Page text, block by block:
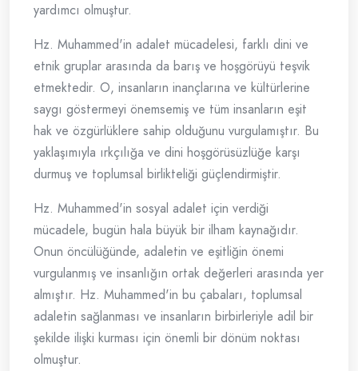
yardımcı olmuştur.
Hz. Muhammed'in adalet mücadelesi, farklı dini ve
etnik gruplar arasında da barış ve hoşgörüyü teşvik
etmektedir. O, insanların inançlarına ve kültürlerine
saygı göstermeyi önemsemiş ve tüm insanların eşit
hak ve özgürlüklere sahip olduğunu vurgulamıştır. Bu
yaklaşımıyla ırkçılığa ve dini hoşgörüsüzlüğe karşı
durmuş ve toplumsal birlikteliği güçlendirmiştir.
Hz. Muhammed'in sosyal adalet için verdiği
mücadele, bugün hala büyük bir ilham kaynağıdır.
Onun öncülüğünde, adaletin ve eşitliğin önemi
vurgulanmış ve insanlığın ortak değerleri arasında yer
almıştır. Hz. Muhammed'in bu çabaları, toplumsal
adaletin sağlanması ve insanların birbirleriyle adil bir
şekilde ilişki kurması için önemli bir dönüm noktası
olmuştur.